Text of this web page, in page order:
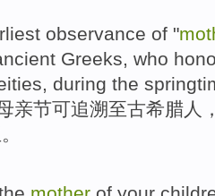
observance of "
Greeks, who
, during the
亲节可追溯至古希腊人